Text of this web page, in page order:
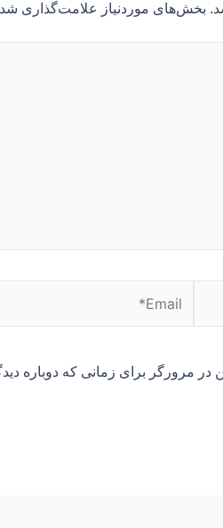
بخش‌های موردنیاز علامت‌گذاری
در مرورگر برای زمانی که دوباره